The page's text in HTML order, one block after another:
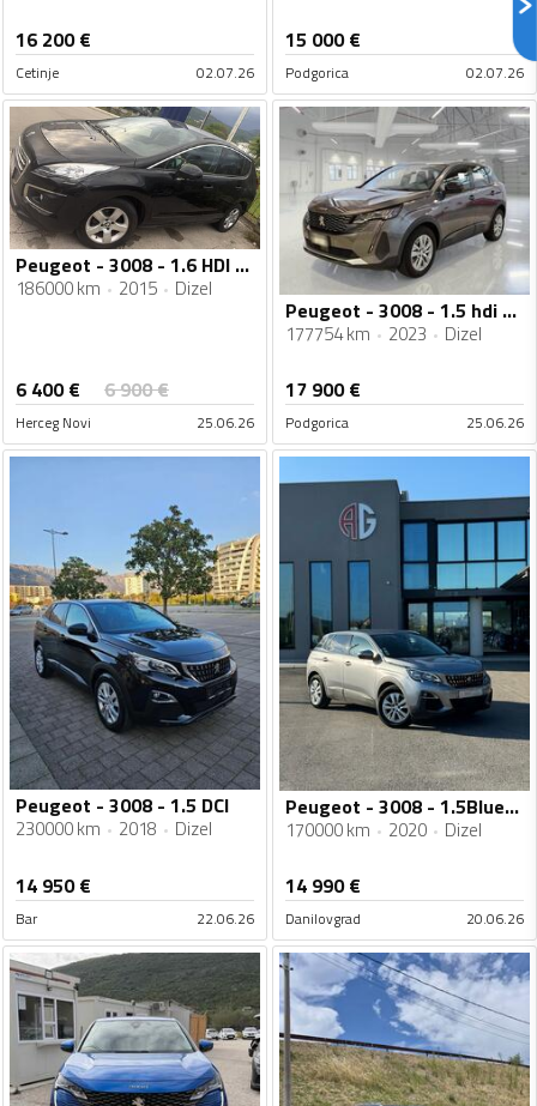
16 200€
Cetinje 02.07.26
15 000€
Podgorica 02.07.26
Peugeot - 3008 - 1.6 HDI BLUE
186000 km 2015 Dizel
6 400€ 6 900€
Herceg Novi 25.06.26
Peugeot - 3008 - 1.5 hdi Automatik
177754 km 2023 Dizel
17 900€
Podgorica 25.06.26
Peugeot - 3008 - 1.5 DCI
230000 km 2018 Dizel
14 950€
Bar 22.06.26
Peugeot - 3008 - 1.5BlueHDi 130KS AUTOMATIK 23/09/2020
170000 km 2020 Dizel
14 990€
Danilovgrad 20.06.26